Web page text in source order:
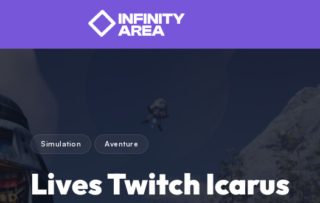
Simulation Aventure
Lives Twitch Icarus